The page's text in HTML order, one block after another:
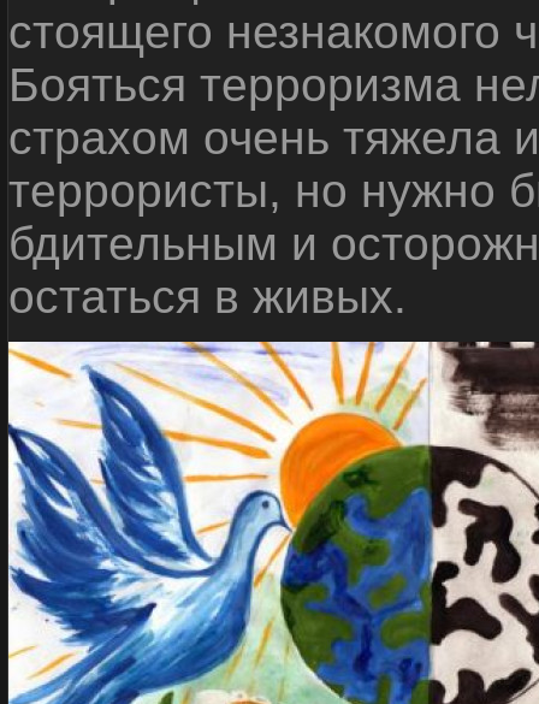
стоящего незнакомого
Бояться терроризма
страхом очень тяжела
террористы, но нужно
бдительным и
остаться в живых.